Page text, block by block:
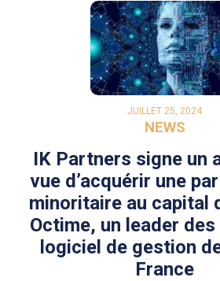
JUILLET 25, 2024
NEWS
IK Partners signe un
vue d’acquérir une
minoritaire au capital
Octime, un leader
logiciel de gestion
France